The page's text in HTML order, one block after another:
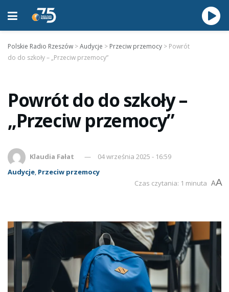
Polskie Radio Rzeszów >Audycje > Przeciw przemocy > Powrót
do do szkoły – „Przeciw przemocy”
Powrót do do szkoły –
„Przeciw przemocy”
Klaudia Fałat
04 września 2025 - 16:59
Audycje, Przeciw przemocy
Czas czytania: 1 minuta AA